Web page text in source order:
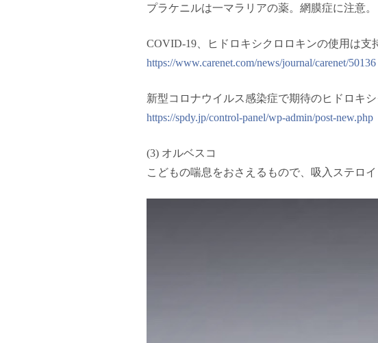
プラケニルは一マラリアの薬。網膜症に注意。
COVID-19、ヒドロキシクロロキンの使用は
https://www.carenet.com/news/journal/carenet/50136
新型コロナウイルス感染症で期待のヒドロキ
https://spdy.jp/control-panel/wp-admin/post-new.php
(3) オルベスコ
こどもの喘息をおさえるもので、吸入ステロイ